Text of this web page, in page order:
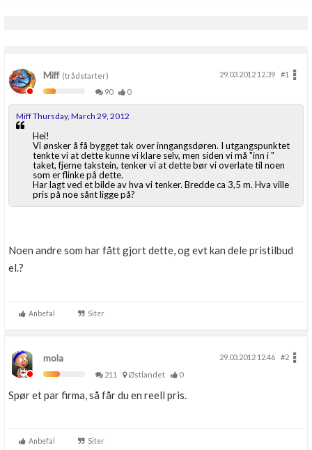
Miff(trådstarter) 29.03.2012 12.39
#1
90
0
Miff Thursday, March 29, 2012
Hei!
Vi ønsker å få bygget tak over inngangsdøren. I utgangspunktet
tenkte vi at dette kunne vi klare selv, men siden vi må "inn i "
taket, fjerne takstein, tenker vi at dette bør vi overlate til noen
som er flinke på dette.
Har lagt ved et bilde av hva vi tenker. Bredde ca 3,5 m. Hva ville
pris på noe sånt ligge på?
Noen andre som har fått gjort dette, og evt kan dele pristilbud
el.?
Anbefal Siter
mola 29.03.2012 12.46
#2
211
Østlandet 0
Spør et par firma, så får du en reell pris.
Anbefal Siter